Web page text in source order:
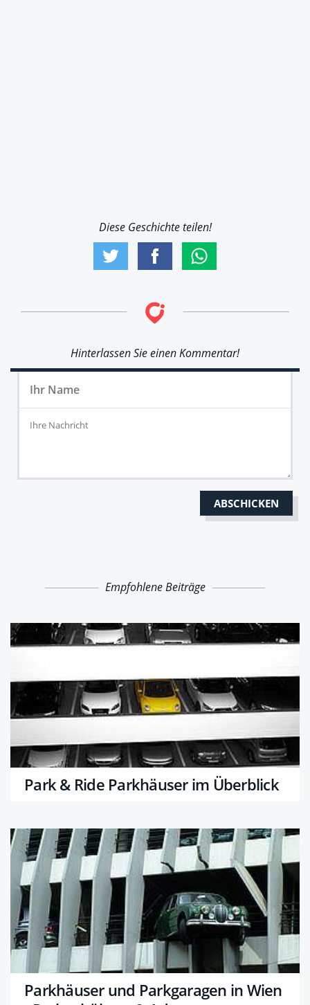
Diese Geschichte teilen!
Hinterlassen Sie einen Kommentar!
Empfohlene Beiträge
Park & Ride Parkhäuser im Überblick
Parkhäuser und Parkgaragen in Wien